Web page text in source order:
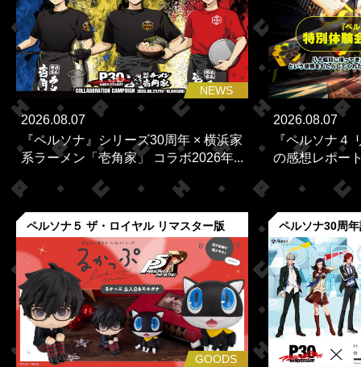
NEWS
2026.08.07
『ペルソナ』シリーズ30周年 × 横浜家
系ラーメン「壱角家」 コラボ2026年...
2026.08.07
『ペルソナ４
の感想レポー
ペルソナ５ ザ・ロイヤル リマスター版
GOODS
ペルソナ30周